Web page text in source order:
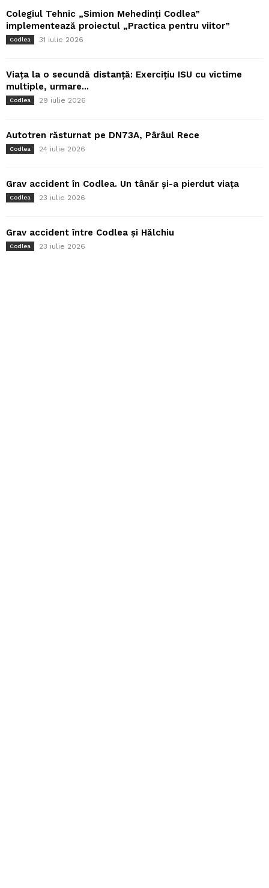
Colegiul Tehnic „Simion Mehedinți Codlea”
implementează proiectul „Practica pentru viitor”
Codlea 31 iulie 2026
Viața la o secundă distanță: Exercițiu ISU cu victime
multiple, urmare...
Codlea 29 iulie 2026
Autotren răsturnat pe DN73A, Pârâul Rece
Codlea 24 iulie 2026
Grav accident în Codlea. Un tânăr și-a pierdut viața
Codlea 23 iulie 2026
Grav accident între Codlea și Hălchiu
Codlea 23 iulie 2026